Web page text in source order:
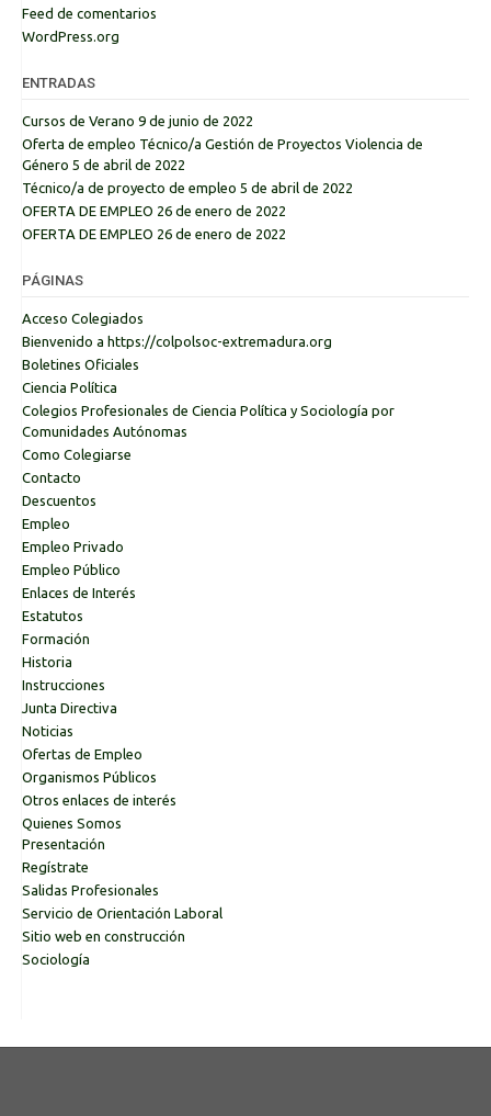
Feed de comentarios
WordPress.org
ENTRADAS
Cursos de Verano 9 de junio de 2022
Oferta de empleo Técnico/a Gestión de Proyectos Violencia de
Género 5 de abril de 2022
Técnico/a de proyecto de empleo 5 de abril de 2022
OFERTA DE EMPLEO 26 de enero de 2022
OFERTA DE EMPLEO 26 de enero de 2022
PÁGINAS
Acceso Colegiados
Bienvenido a https://colpolsoc-extremadura.org
Boletines Oficiales
Ciencia Política
Colegios Profesionales de Ciencia Política y Sociología por
Comunidades Autónomas
Como Colegiarse
Contacto
Descuentos
Empleo
Empleo Privado
Empleo Público
Enlaces de Interés
Estatutos
Formación
Historia
Instrucciones
Junta Directiva
Noticias
Ofertas de Empleo
Organismos Públicos
Otros enlaces de interés
Quienes Somos
Presentación
Regístrate
Salidas Profesionales
Servicio de Orientación Laboral
Sitio web en construcción
Sociología